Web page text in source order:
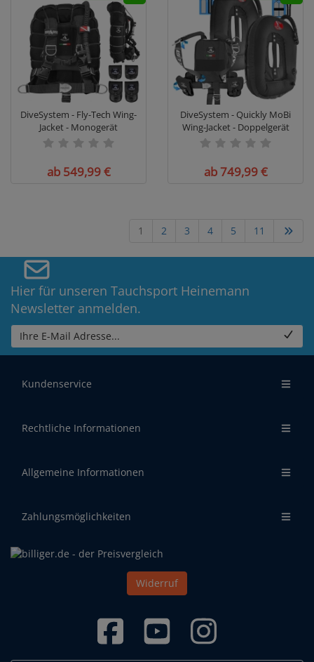
DiveSystem - Fly-Tech Wing-
Jacket - Monogerät
ab 549,99 €
DiveSystem - Quickly MoBi
Wing-Jacket - Doppelgerät
ab 749,99 €
1 2 3 4 5 11
Hier für unseren Tauchsport Heinemann
Newsletter anmelden.
Ihre E-Mail Adresse...
Kundenservice
Rechtliche Informationen
Allgemeine Informationen
Zahlungsmöglichkeiten
Widerruf